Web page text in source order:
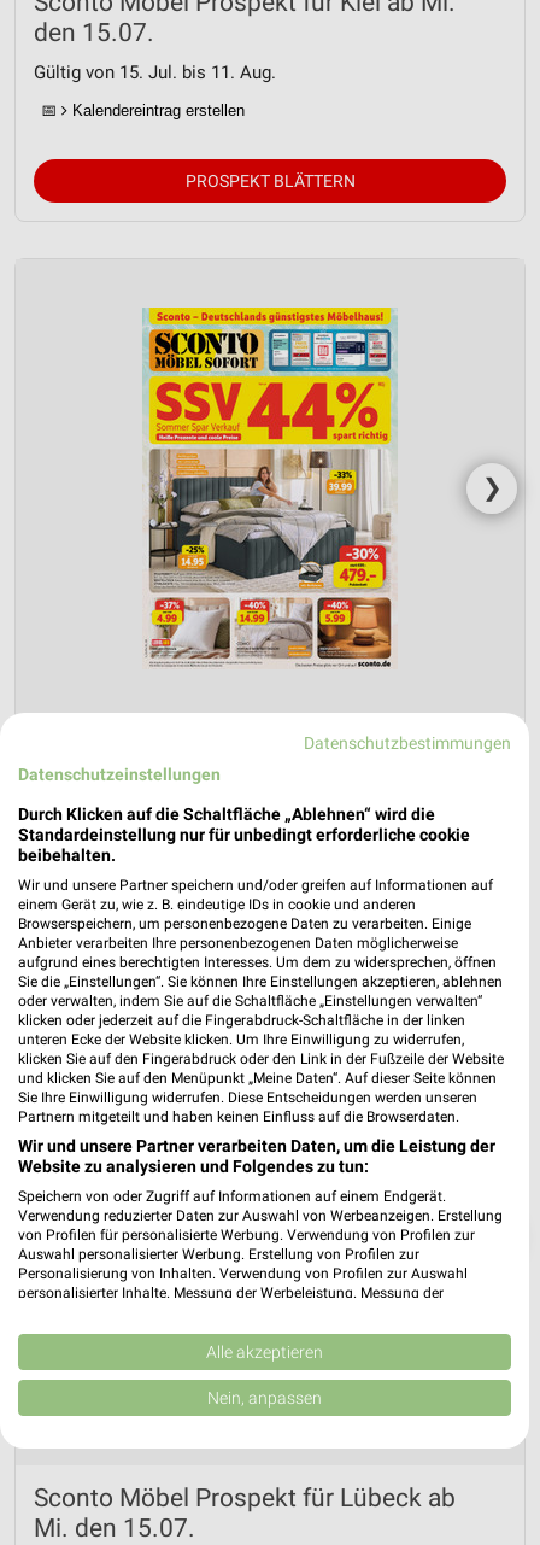
den 15.07.
Gültig von 15. Jul. bis 11. Aug.
📅 Kalendereintrag erstellen
PROSPEKT BLÄTTERN
❯
Sconto Möbel Prospekt für Magdeburg
ab Mi. den 15.07.
Gültig von 15. Jul. bis 11. Aug.
📅 Kalendereintrag erstellen
PROSPEKT BLÄTTERN
Sconto Möbel Prospekt für Lübeck ab
Mi. den 15.07.
Datenschutzbestimmungen
Datenschutzeinstellungen
Durch Klicken auf die Schaltfläche „Ablehnen“ wird die
Standardeinstellung nur für unbedingt erforderliche cookie
beibehalten.
Wir und unsere Partner speichern und/oder greifen auf Informationen auf
einem Gerät zu, wie z. B. eindeutige IDs in cookie und anderen
Browserspeichern, um personenbezogene Daten zu verarbeiten. Einige
Anbieter verarbeiten Ihre personenbezogenen Daten möglicherweise
aufgrund eines berechtigten Interesses. Um dem zu widersprechen, öffnen
Sie die „Einstellungen“. Sie können Ihre Einstellungen akzeptieren, ablehnen
oder verwalten, indem Sie auf die Schaltfläche „Einstellungen verwalten“
klicken oder jederzeit auf die Fingerabdruck-Schaltfläche in der linken
unteren Ecke der Website klicken. Um Ihre Einwilligung zu widerrufen,
klicken Sie auf den Fingerabdruck oder den Link in der Fußzeile der Website
und klicken Sie auf den Menüpunkt „Meine Daten“. Auf dieser Seite können
Sie Ihre Einwilligung widerrufen. Diese Entscheidungen werden unseren
Partnern mitgeteilt und haben keinen Einfluss auf die Browserdaten.
Wir und unsere Partner verarbeiten Daten, um die Leistung der
Website zu analysieren und Folgendes zu tun:
Speichern von oder Zugriff auf Informationen auf einem Endgerät.
Verwendung reduzierter Daten zur Auswahl von Werbeanzeigen. Erstellung
von Profilen für personalisierte Werbung. Verwendung von Profilen zur
Auswahl personalisierter Werbung. Erstellung von Profilen zur
Personalisierung von Inhalten. Verwendung von Profilen zur Auswahl
personalisierter Inhalte. Messung der Werbeleistung. Messung der
Kombinationen von Daten aus verschiedenen Quellen. Entwicklung und
Verbesserung der Angebote. Verwendung reduzierter Daten zur Auswahl
von Inhalten.
Daten können außerhalb der Europäischen Union weitergegeben und in die
USA gesendet werden.
Website/App.
Partnerliste anzeigen (1 IAB-Anbieter)
Wir nutzen Ihre Daten für folgende Zwecke:
Alle akzeptieren
Nein, anpassen